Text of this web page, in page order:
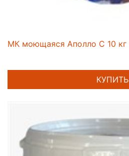
МК моющаяся Аполло С 10 кг
КУПИТЬ